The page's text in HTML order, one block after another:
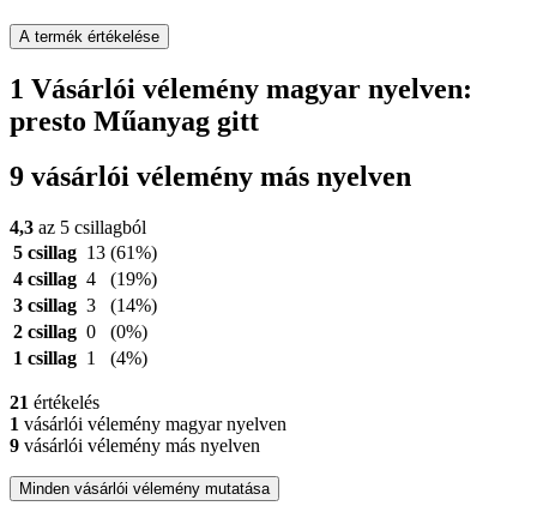
A termék értékelése
1 Vásárlói vélemény magyar nyelven:
presto Műanyag gitt
9 vásárlói vélemény más nyelven
4,3 az 5 csillagból
5 csillag 13 (61%)
4 csillag 4
(19%)
3 csillag 3
(14%)
2 csillag 0
(0%)
1 csillag 1 (4%)
21 értékelés
1 vásárlói vélemény magyar nyelven
9 vásárlói vélemény más nyelven
Minden vásárlói vélemény mutatása